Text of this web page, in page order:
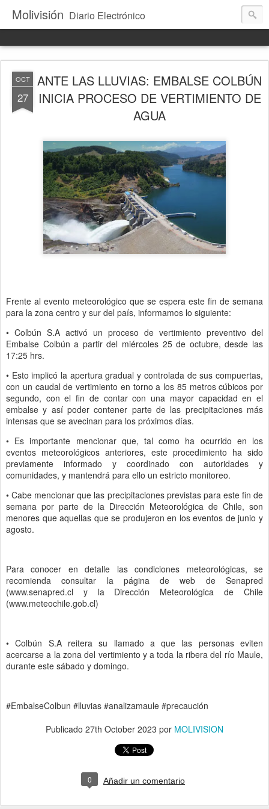
Molivisión Diario Electrónico
OCT
27
ANTE LAS LLUVIAS: EMBALSE COLBÚN
INICIA PROCESO DE VERTIMIENTO DE
AGUA
Frente al evento meteorológico que se espera este fin de semana
para la zona centro y sur del país, informamos lo siguiente:
• Colbún S.A activó un proceso de vertimiento preventivo del
Embalse Colbún a partir del miércoles 25 de octubre, desde las
17:25 hrs.
• Esto implicó la apertura gradual y controlada de sus compuertas,
con un caudal de vertimiento en torno a los 85 metros cúbicos por
segundo, con el fin de contar con una mayor capacidad en el
embalse y así poder contener parte de las precipitaciones más
intensas que se avecinan para los próximos días.
• Es importante mencionar que, tal como ha ocurrido en los
eventos meteorológicos anteriores, este procedimiento ha sido
previamente informado y coordinado con autoridades y
comunidades, y mantendrá para ello un estricto monitoreo.
• Cabe mencionar que las precipitaciones previstas para este fin de
semana por parte de la Dirección Meteorológica de Chile, son
menores que aquellas que se produjeron en los eventos de junio y
agosto.
Para conocer en detalle las condiciones meteorológicas, se
recomienda consultar la página de web de Senapred
(www.senapred.cl y la Dirección Meteorológica de Chile
(www.meteochile.gob.cl)
• Colbún S.A reitera su llamado a que las personas eviten
acercarse a la zona del vertimiento y a toda la ribera del río Maule,
durante este sábado y domingo.
#EmbalseColbun #lluvias #analizamaule #precaución
Publicado 27th October 2023 por MOLIVISION
0 Añadir un comentario